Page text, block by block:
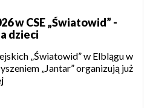
w CSE „Światowid” -
dzieci
„Światowid” w Elblągu w
„Jantar” organizują już